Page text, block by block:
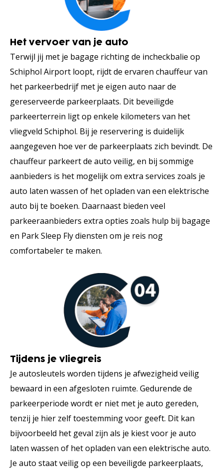
Het vervoer van je auto
Terwijl jij met je bagage richting de incheckbalie op
Schiphol Airport loopt, rijdt de ervaren chauffeur van
het parkeerbedrijf met je eigen auto naar de
gereserveerde parkeerplaats. Dit beveiligde
parkeerterrein ligt op enkele kilometers van het
vliegveld Schiphol. Bij je reservering is duidelijk
aangegeven hoe ver de parkeerplaats zich bevindt. De
chauffeur parkeert de auto veilig, en bij sommige
aanbieders is het mogelijk om extra services zoals je
auto laten wassen of het opladen van een elektrische
auto bij te boeken. Daarnaast bieden veel
parkeeraanbieders extra opties zoals hulp bij bagage
en Park Sleep Fly diensten om je reis nog
comfortabeler te maken.
Tijdens je vliegreis
Je autosleutels worden tijdens je afwezigheid veilig
bewaard in een afgesloten ruimte. Gedurende de
parkeerperiode wordt er niet met je auto gereden,
tenzij je hier zelf toestemming voor geeft. Dit kan
bijvoorbeeld het geval zijn als je kiest voor je auto
laten wassen of het opladen van een elektrische auto.
Je auto staat veilig op een beveiligde parkeerplaats,